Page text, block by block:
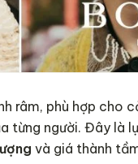
râm, phù hợp cho
từng người. Đây là
và giá thành